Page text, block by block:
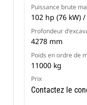
Puissance brute
102 hp (76 kW)
Profondeur
4278 mm
Poids en ordre de
11000 kg
Prix
Contactez le